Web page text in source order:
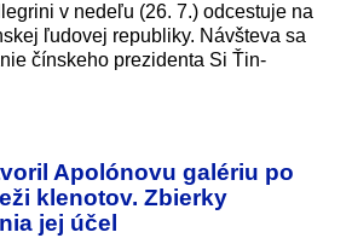
v nedeľu (26. 7.) odcestuje na
ľudovej republiky. Návšteva sa
čínskeho prezidenta Si Ťin-
Apolónovu galériu po
klenotov. Zbierky
jej účel